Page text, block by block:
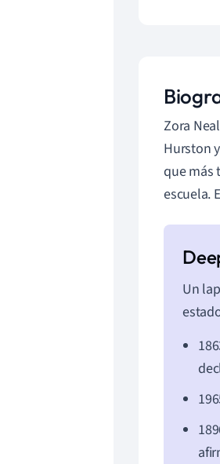
Zora
Hurston
que más
escuela.
Un